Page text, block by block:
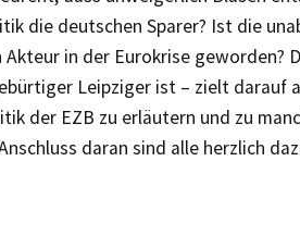
die deutschen Sparer? Ist die
in der Eurokrise geworden?
Leipziger ist – zielt darauf
der EZB zu erläutern und zu
daran sind alle herzlich